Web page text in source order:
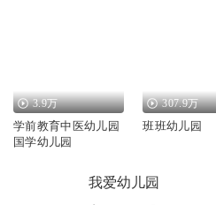
3.9万
学前教育中医幼儿园
国学幼儿园
307.9万
班班幼儿园
我爱幼儿园